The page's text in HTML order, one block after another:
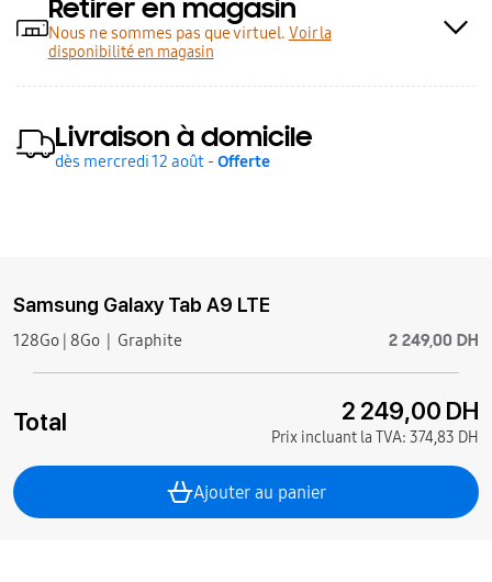
Retirer en magasin
Nous ne sommes pas que virtuel. Voir la
disponibilité en magasin
Livraison à domicile
dès mercredi 12 août - Offerte
Samsung Galaxy Tab A9 LTE
128Go | 8Go Graphite 2 249,00 DH
Total 2 249,00 DH
Prix incluant la TVA: 374,83 DH
Ajouter au panier